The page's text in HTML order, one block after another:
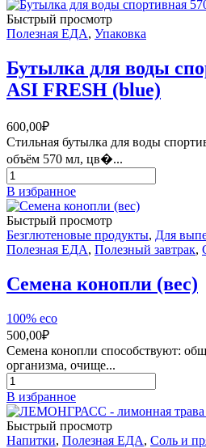
расторопши
Эко
кг
Быстрый просмотр
Полезная ЕДА, Упаковка
Бутылка для воды
ASI FRESH (blue)
600,00₽
Стильная бутылка для воды
объём 570 мл, цв�...
Количество
товара
Бутылка
для
воды
спортивная
мл
ASI
(blue)
В избранное
Быстрый просмотр
Безглютеновые продукты, Для
Полезная ЕДА, Полезный завтрак,
Семена конопли (вес)
100% eco
500,00₽
Семена конопли способствуют:
организма, очище...
Количество
товара
Семена
конопли
(вес)
В избранное
Быстрый просмотр
Напитки, Полезная ЕДА, Соль и